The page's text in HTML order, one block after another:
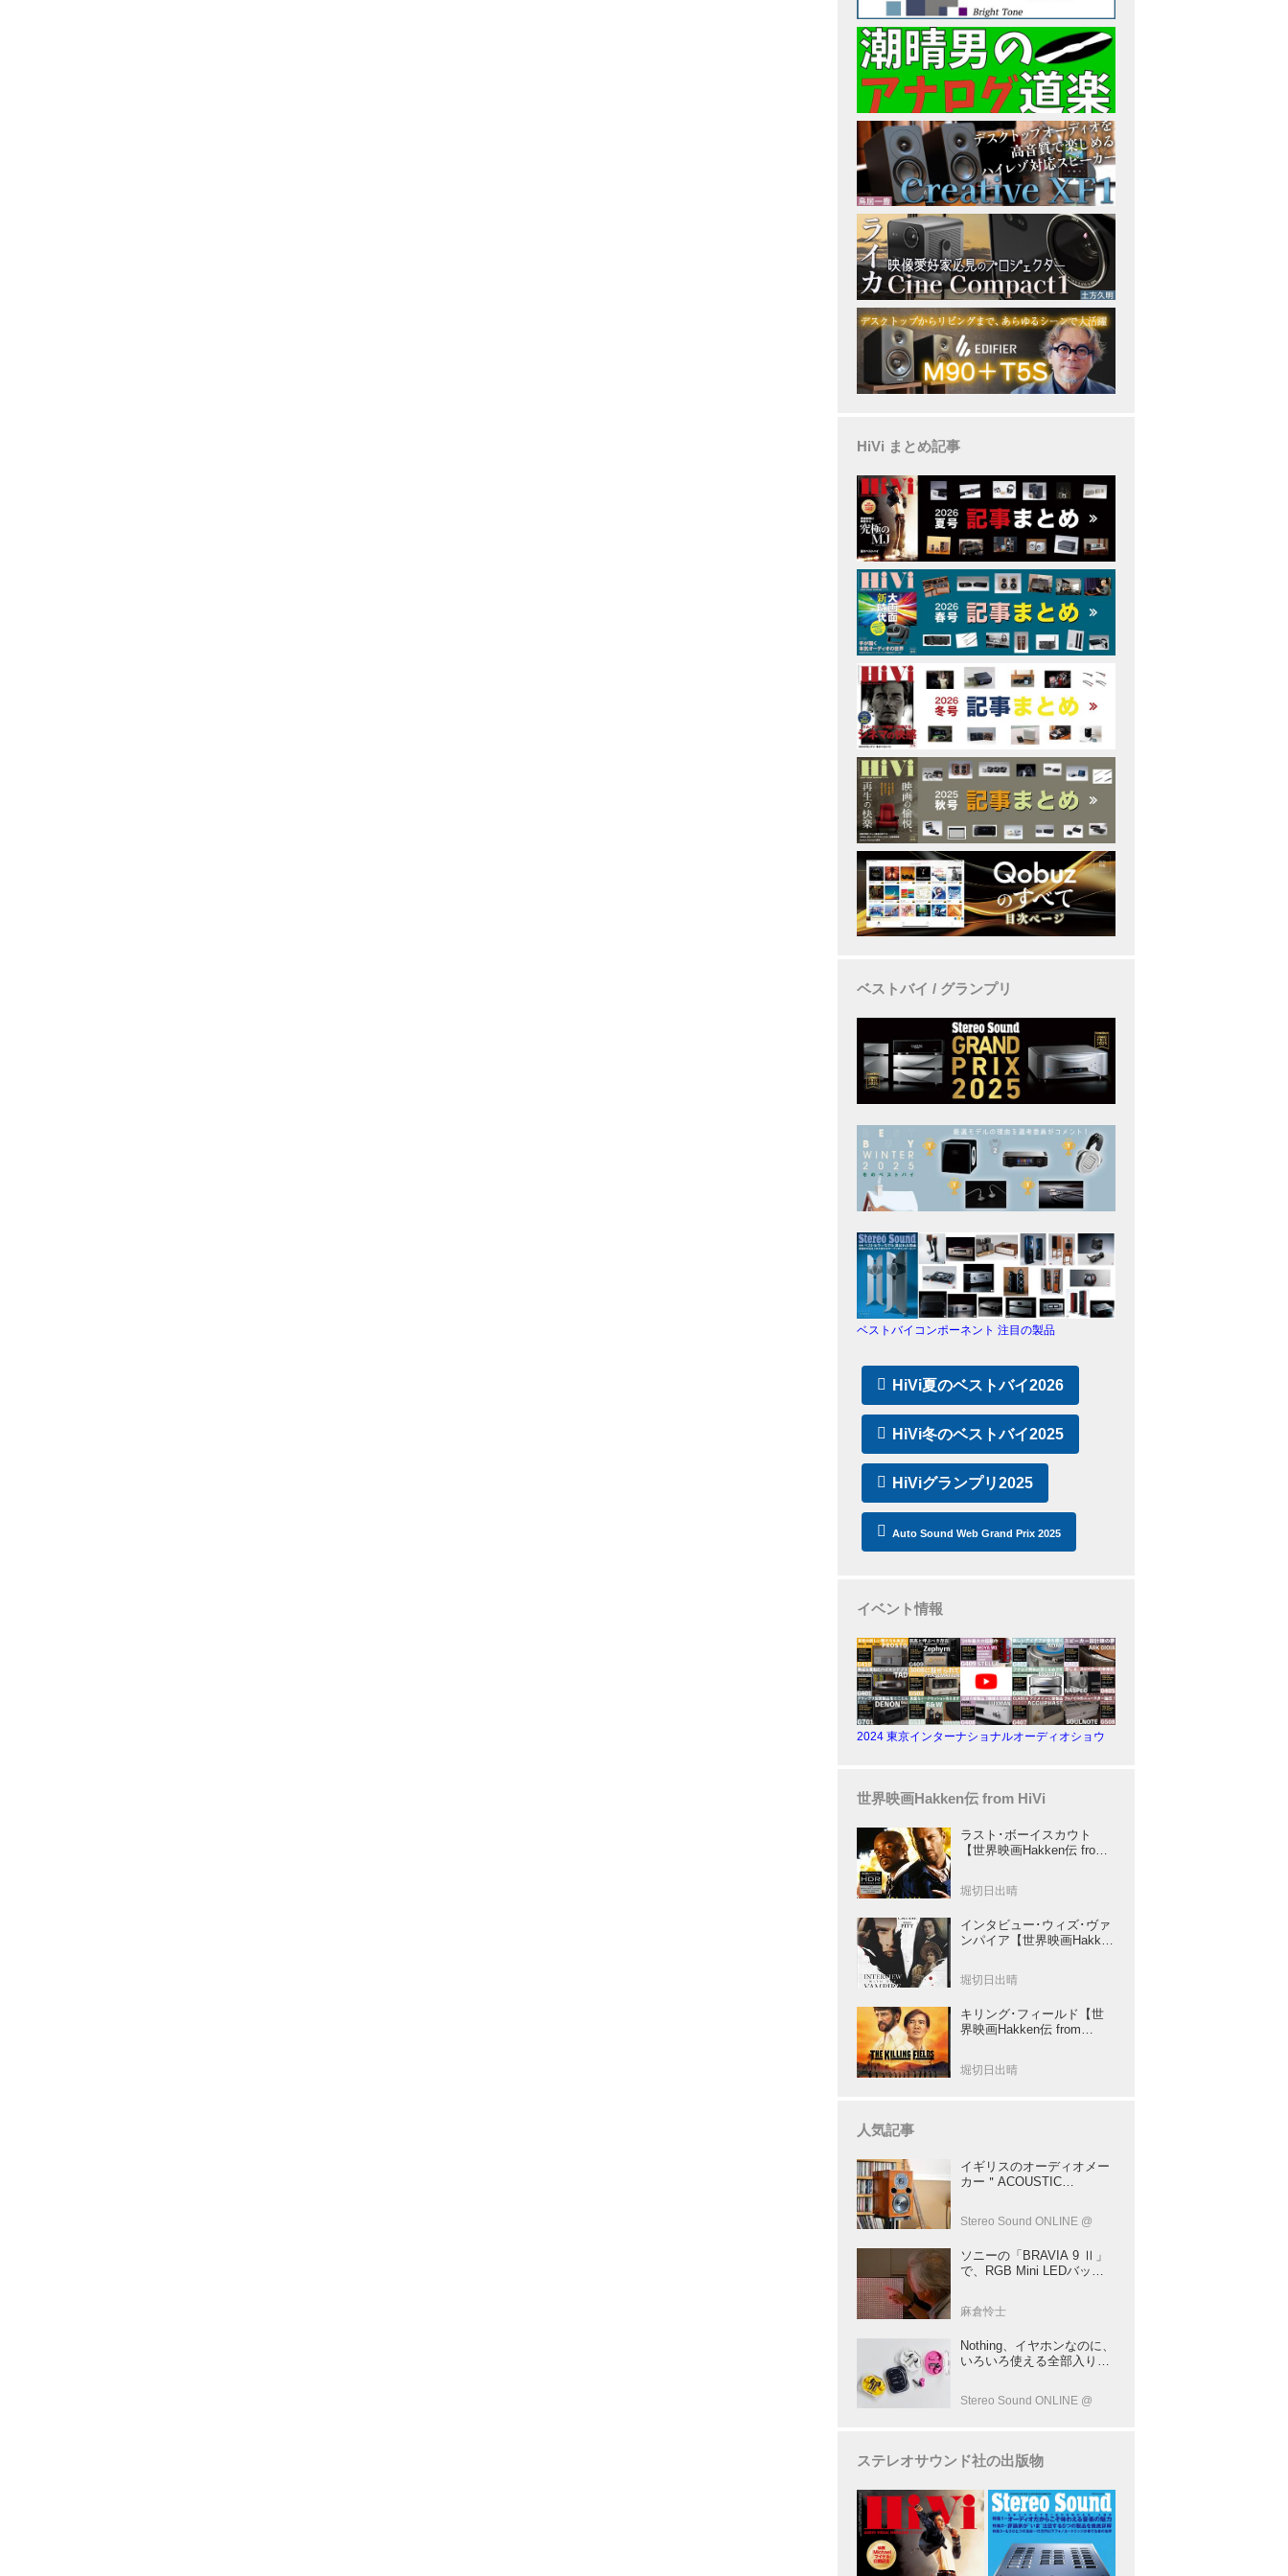
HiVi まとめ記事
ベストバイ / グランプリ
ベストバイコンポーネント 注目の製品
HiVi夏のベストバイ2026
HiVi冬のベストバイ2025
HiViグランプリ2025
Auto Sound Web Grand Prix 2025
イベント情報
2024 東京インターナショナルオーディオショウ
世界映画Hakken伝 from HiVi
ラスト･ボーイスカウト
【世界映画Hakken伝 from
が放つ負け犬アクションの
堀切日出晴
インタビュー･ウィズ･ヴァ
ンパイア【世界映画Hakken
督吸血鬼ホラー
堀切日出晴
キリング･フィールド【世
界映画Hakken伝 from
さぶる傑作
堀切日出晴
人気記事
イギリスのオーディオメー
カー＂ACOUSTIC
「AE1」の40周年記念モデ
Stereo Sound ONLINE @
ソニーの「BRAVIA 9 Ⅱ」
で、RGB Mini LEDバック
リー” だ（後）：麻倉怜士
137
麻倉怜士
Nothing、イヤホンなのに、
いろいろ使える全部入りモ
会話も録音できる
Stereo Sound ONLINE @
ステレオサウンド社の出版物